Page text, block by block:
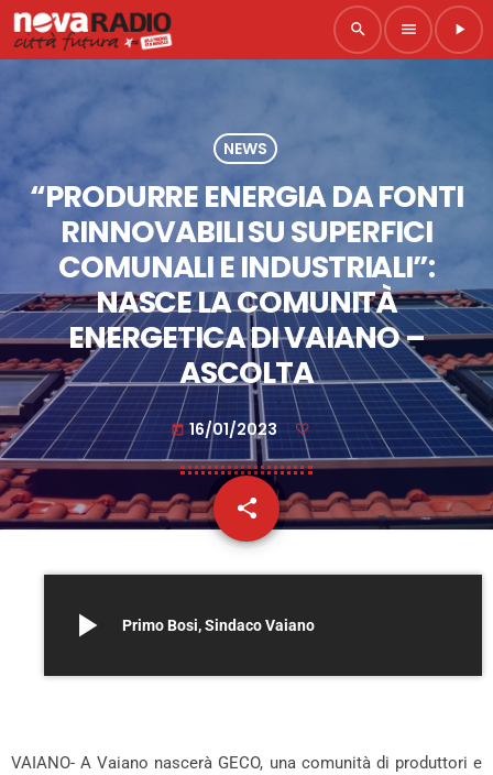
search menu play_arrow
NEWS
“PRODURRE ENERGIA DA FONTI
RINNOVABILI SU SUPERFICI
COMUNALI E INDUSTRIALI”:
NASCE LA COMUNITÀ
ENERGETICA DI VAIANO –
ASCOLTA
today 16/01/2023
share
email
play_arrow Primo Bosi, Sindaco Vaiano
VAIANO- A Vaiano nascerà GECO, una comunità di produttori e